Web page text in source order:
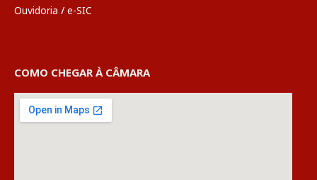
Ouvidoria / e-SIC
COMO CHEGAR À CÂMARA